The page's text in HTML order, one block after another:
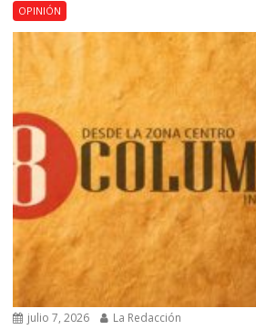
OPINIÓN
julio 7, 2026 La Redacción